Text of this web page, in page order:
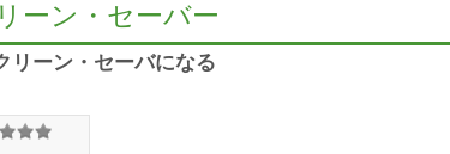
ーン・セーバー
リーン・セーバになる